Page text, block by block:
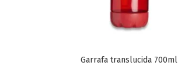
Garrafa translucida 700ml